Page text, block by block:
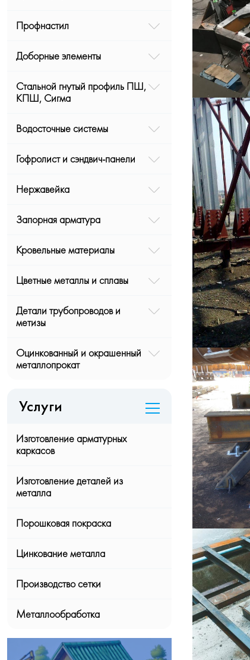
Профнастил
Доборные элементы
Стальной гнутый профиль ПШ,
КПШ, Сигма
Водосточные системы
Гофролист и сэндвич-панели
Нержавейка
Запорная арматура
Кровельные материалы
Цветные металлы и сплавы
Детали трубопроводов и
метизы
Оцинкованный и окрашенный
металлопрокат
Услуги
Изготовление арматурных
каркасов
Изготовление деталей из
металла
Порошковая покраска
Цинкование металла
Производство сетки
Металлообработка